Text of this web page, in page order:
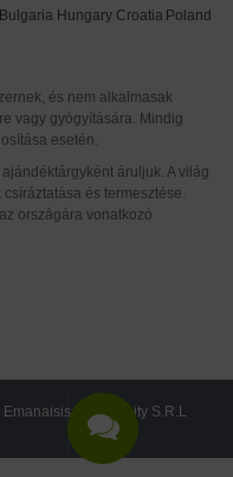
Bulgaria Hungary Croatia Poland
és nem alkalmasak
vagy gyógyítására. Mindig
esetén.
áruljuk. A világ
és termesztése.
országára vonatkozó
Community S.R.L